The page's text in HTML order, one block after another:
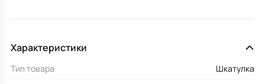
Характеристики
Тип товара
Шкатулка